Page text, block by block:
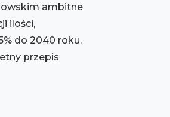
ambitne
ilości,
do 2040 roku.
przepis